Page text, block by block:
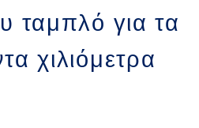
ταμπλό για τα
χιλιόμετρα